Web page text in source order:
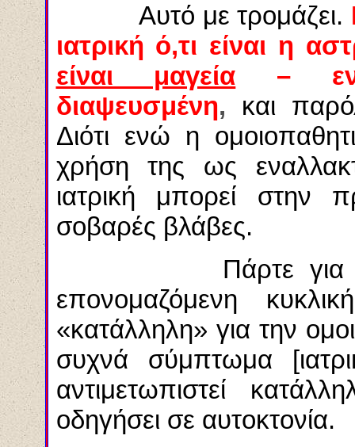
Αυτό με τρομάζει.
ιατρική ό,τι είναι η
είναι μαγεία –
διαψευσμένη, και
Διότι ενώ η
χρήση της ως
ιατρική μπορεί στην
σοβαρές βλάβες.
Πάρτε για
επονομαζόμενη
«κατάλληλη» για την
συχνά σύμπτωμα
αντιμετωπιστεί
οδηγήσει σε αυτοκτονία.